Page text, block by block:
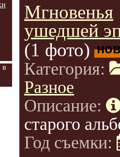
в
Мгновенья
ушедшей
(1 фото)
Категория:
Разное
Описание:
старого
Год съемки: